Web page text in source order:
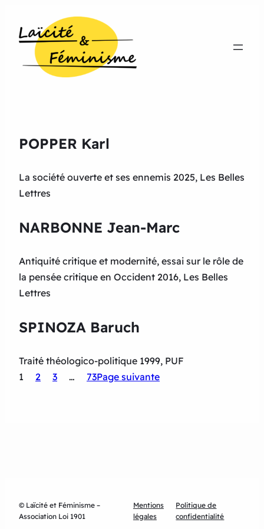
POPPER Karl
La société ouverte et ses ennemis 2025, Les Belles
Lettres
NARBONNE Jean-Marc
Antiquité critique et modernité, essai sur le rôle de
la pensée critique en Occident 2016, Les Belles
Lettres
SPINOZA Baruch
Traité théologico-politique 1999, PUF
1
2 3 … 73Page suivante
© Laïcité et Féminisme –
Association Loi 1901
Mentions
légales
Politique de
confidentialité